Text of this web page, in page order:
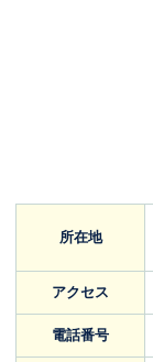
所在地
アクセス
電話番号